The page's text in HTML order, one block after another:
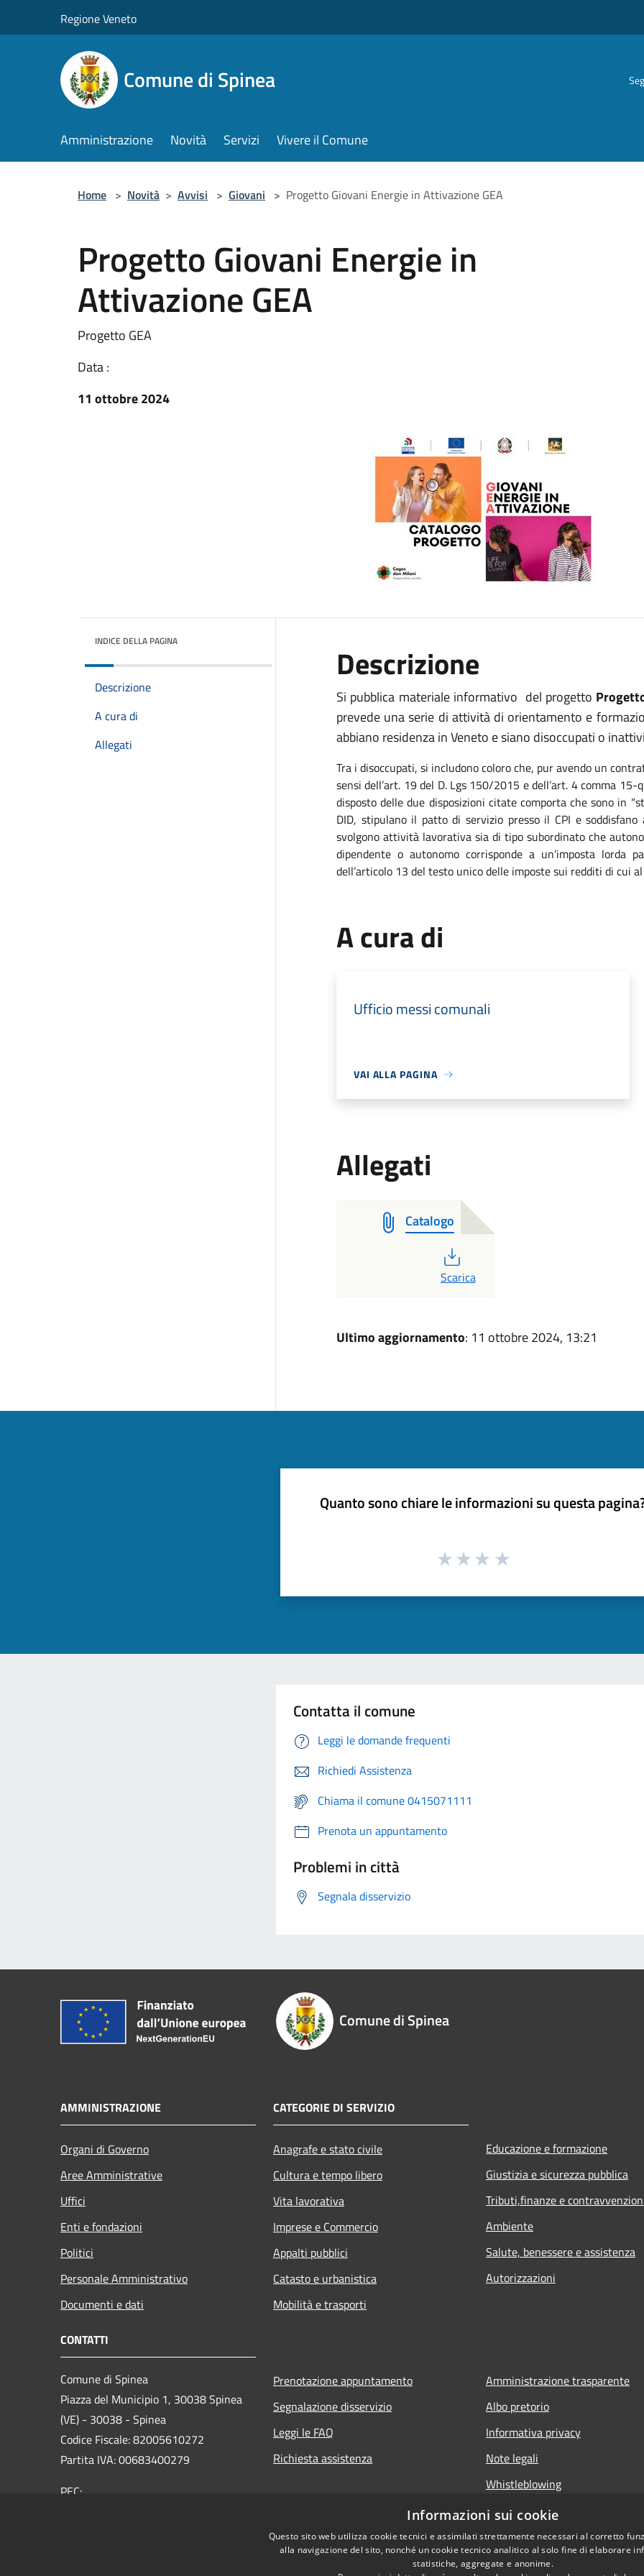
Regione Veneto
Comune di Spinea
Amministrazione Novità Servizi Vivere il Comune
Home > Novità > Avvisi > Giovani > Progetto Giovani Energie in Attivazione GEA
Progetto Giovani Energie in
Attivazione GEA
Progetto GEA
Data :
11 ottobre 2024
INDICE DELLA PAGINA
Descrizione
A cura di
Allegati
Descrizione
Si pubblica materiale informativo del progetto
prevede una serie di attività di orientamento e
abbiano residenza in Veneto e siano disoccupati o
Tra i disoccupati, si includono coloro che, pur avendo un
sensi dell’art. 19 del D. Lgs 150/2015 e dell’art. 4 comma
disposto delle due disposizioni citate comporta che sono in
DID, stipulano il patto di servizio presso il CPI e
svolgono attività lavorativa sia di tipo subordinato che
dipendente o autonomo corrisponde a un’imposta
dell’articolo 13 del testo unico delle imposte sui redditi di cui
A cura di
Ufficio messi comunali
VAI ALLA PAGINA
Allegati
Catalogo
PDF
Scarica
Ultimo aggiornamento: 11 ottobre 2024, 13:21
Quanto sono chiare le informazioni su questa
Contatta il comune
Leggi le domande frequenti
Richiedi Assistenza
Chiama il comune 0415071111
Prenota un appuntamento
Problemi in città
Segnala disservizio
Comune di Spinea
AMMINISTRAZIONE
Organi di Governo
Aree Amministrative
Uffici
Enti e fondazioni
Politici
Personale Amministrativo
Documenti e dati
CATEGORIE DI SERVIZIO
Anagrafe e stato civile
Cultura e tempo libero
Vita lavorativa
Imprese e Commercio
Appalti pubblici
Catasto e urbanistica
Mobilità e trasporti
Educazione e formazione
Giustizia e sicurezza pubblica
Tributi,finanze e
Ambiente
Salute, benessere e assistenza
Autorizzazioni
CONTATTI
Comune di Spinea
Piazza del Municipio 1, 30038 Spinea
(VE) - 30038 - Spinea
Codice Fiscale: 82005610272
Partita IVA: 00683400279
PEC:
Prenotazione appuntamento
Segnalazione disservizio
Leggi le FAQ
Richiesta assistenza
Amministrazione trasparente
Albo pretorio
Informativa privacy
Note legali
Whistleblowing
Dichiarazione di accessibilità
Obiettivi di accessibilità
Informazioni sui cookie
Questo sito web utilizza cookie tecnici e assimilati strettamente necessari al corretto
alla navigazione del sito, nonché un cookie tecnico analitico al solo fine di elaborare
statistiche, aggregate e anonime.